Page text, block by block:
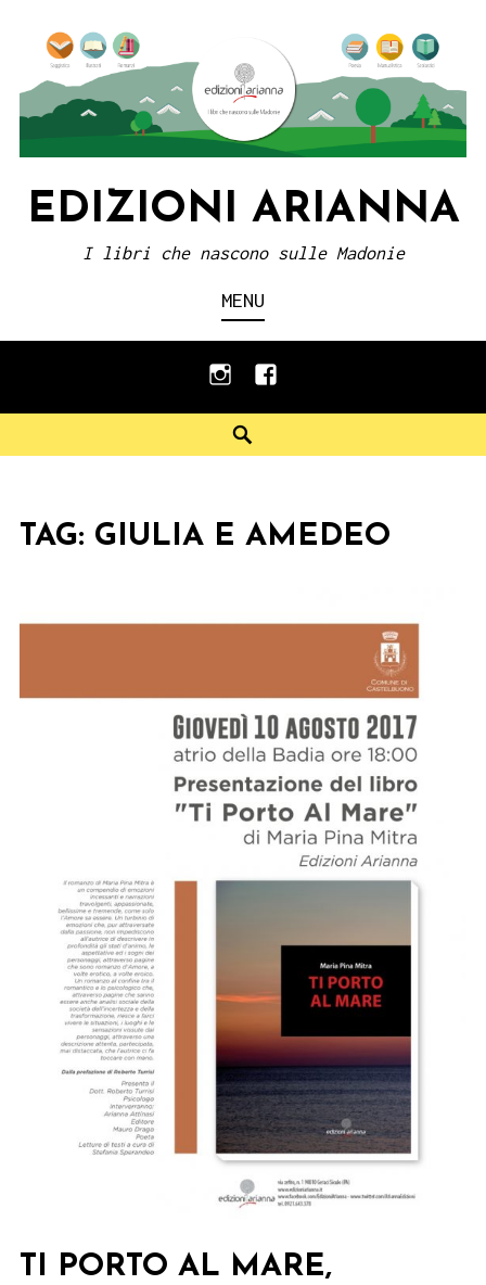
content
EDIZIONI ARIANNA
I libri che nascono sulle Madonie
MENU
instagramfacebook
TAG: GIULIA E AMEDEO
TI PORTO AL MARE,